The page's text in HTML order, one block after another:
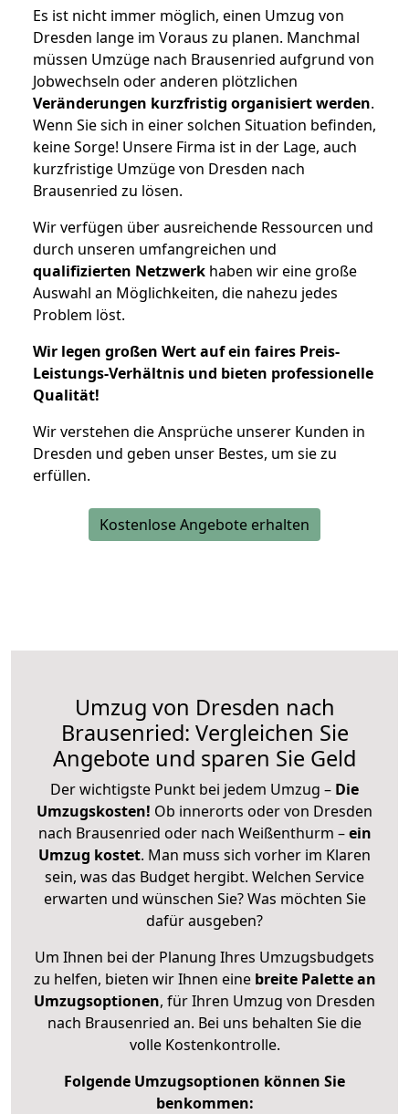
Es ist nicht immer möglich, einen Umzug von
Dresden lange im Voraus zu planen. Manchmal
müssen Umzüge nach Brausenried aufgrund von
Jobwechseln oder anderen plötzlichen
Veränderungen kurzfristig organisiert werden.
Wenn Sie sich in einer solchen Situation befinden,
keine Sorge! Unsere Firma ist in der Lage, auch
kurzfristige Umzüge von Dresden nach
Brausenried zu lösen.
Wir verfügen über ausreichende Ressourcen und
durch unseren umfangreichen und
qualifizierten Netzwerk haben wir eine große
Auswahl an Möglichkeiten, die nahezu jedes
Problem löst.
Wir legen großen Wert auf ein faires Preis-
Leistungs-Verhältnis und bieten professionelle
Qualität!
Wir verstehen die Ansprüche unserer Kunden in
Dresden und geben unser Bestes, um sie zu
erfüllen.
Kostenlose Angebote erhalten
Umzug von Dresden nach
Brausenried: Vergleichen Sie
Angebote und sparen Sie Geld
Der wichtigste Punkt bei jedem Umzug – Die
Umzugskosten! Ob innerorts oder von Dresden
nach Brausenried oder nach Weißenthurm –ein
Umzug kostet. Man muss sich vorher im Klaren
sein, was das Budget hergibt. Welchen Service
erwarten und wünschen Sie? Was möchten Sie
dafür ausgeben?
Um Ihnen bei der Planung Ihres Umzugsbudgets
zu helfen, bieten wir Ihnen eine breite Palette an
Umzugsoptionen, für Ihren Umzug von Dresden
nach Brausenried an. Bei uns behalten Sie die
volle Kostenkontrolle.
Folgende Umzugsoptionen können Sie
benkommen: